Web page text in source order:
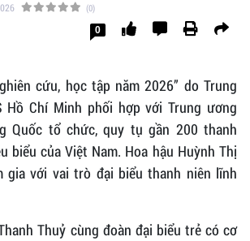
(0)
0
cứu, học tập năm 2026” do Trung
Hồ Chí Minh phối hợp với Trung ương
Quốc tổ chức, quy tụ gần 200 thanh
biểu của Việt Nam. Hoa hậu Huỳnh Thị
gia với vai trò đại biểu thanh niên lĩnh
Thuỷ cùng đoàn đại biểu trẻ có cơ